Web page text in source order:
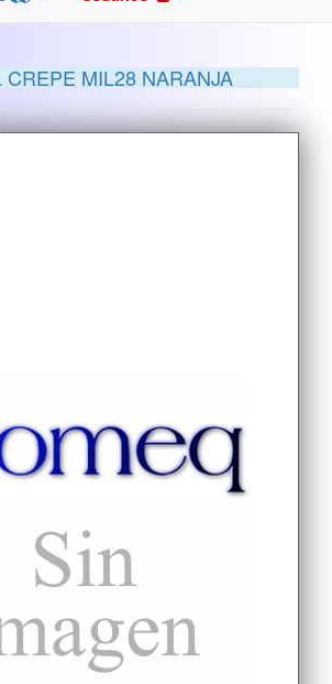
CREPE MIL28 NARANJA